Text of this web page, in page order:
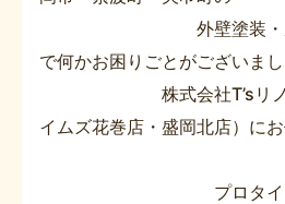
外壁塗装・屋根塗
で何かお困りごとがございま
株式会社T’sリノベ
イムズ花巻店・盛岡北店）に
プロタイムズ盛